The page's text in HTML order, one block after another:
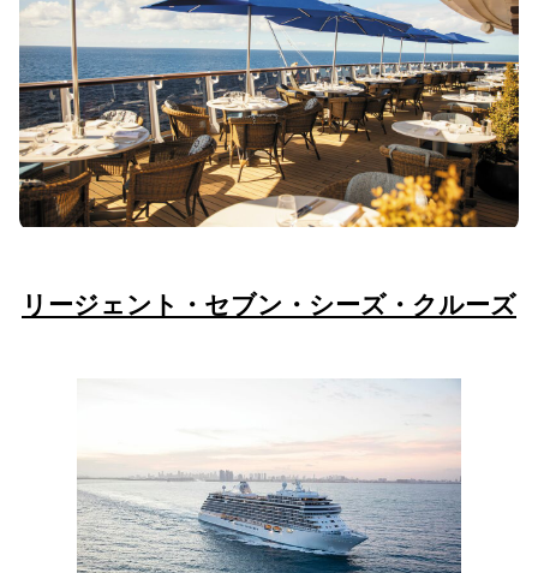
リージェント・セブン・シーズ・クルーズ